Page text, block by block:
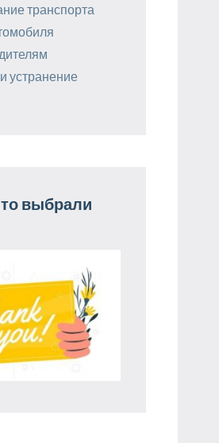
транспорта
устранение
выбрали